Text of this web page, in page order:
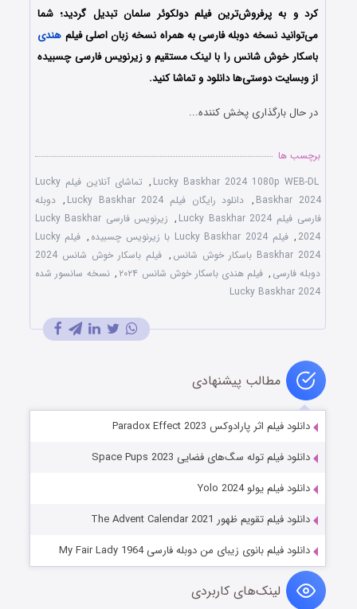
کرد و به پرفروش‌ترین فیلم دولکوئر سلمان تبدیل گردید؛ شما
می‌توانید نسخه دوبله فارسی به همراه نسخه زبان اصلی فیلم هندی
باسکار خوش‌ شانس را با ‌لینک مستقیم و زیرنویس فارسی چسبیده
از وبسایت دوستی‌ها دانلود و تماشا کنید.
در حال بارگذاری پخش کننده...
برچسب ها
Lucky Baskhar 2024 1080p WEB-DL
,
تماشای آنلاین فیلم Lucky
Baskhar 2024
, دانلود رایگان فیلم Lucky Baskhar 2024 , دوبله
فارسی فیلم Lucky Baskhar 2024
,
زیرنویس فارسی Lucky Baskhar
2024
, فیلم Lucky Baskhar 2024 با زیرنویس چسبیده ,
فیلم Lucky
Baskhar 2024 باسکار خوش‌ شانس
,
فیلم باسکار خوش‌ شانس 2024
دوبله فارسی , فیلم هندی باسکار خوش‌ شانس ۲۰۲۴ , نسخه سانسور شده
Lucky Baskhar 2024
مطالب پیشنهادی
دانلود فیلم اثر پارادوکس Paradox Effect 2023
دانلود فیلم توله سگ‌های فضایی Space Pups 2023
دانلود فیلم یولو Yolo 2024
دانلود فیلم تقویم ظهور The Advent Calendar 2021
دانلود فیلم بانوی زیبای من دوبله فارسی My Fair Lady 1964
لینک‌های کاربردی